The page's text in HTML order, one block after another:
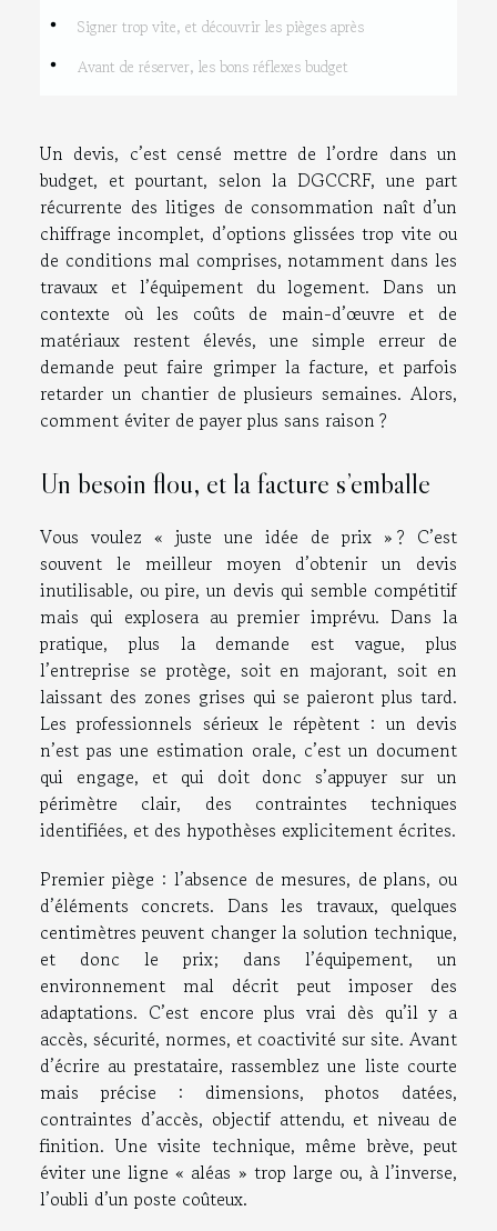
Signer trop vite, et découvrir les pièges après
Avant de réserver, les bons réflexes budget
Un devis, c’est censé mettre de l’ordre dans un
budget, et pourtant, selon la DGCCRF, une part
récurrente des litiges de consommation naît d’un
chiffrage incomplet, d’options glissées trop vite ou
de conditions mal comprises, notamment dans les
travaux et l’équipement du logement. Dans un
contexte où les coûts de main-d’œuvre et de
matériaux restent élevés, une simple erreur de
demande peut faire grimper la facture, et parfois
retarder un chantier de plusieurs semaines. Alors,
comment éviter de payer plus sans raison ?
Un besoin flou, et la facture s’emballe
Vous voulez « juste une idée de prix » ? C’est
souvent le meilleur moyen d’obtenir un devis
inutilisable, ou pire, un devis qui semble compétitif
mais qui explosera au premier imprévu. Dans la
pratique, plus la demande est vague, plus
l’entreprise se protège, soit en majorant, soit en
laissant des zones grises qui se paieront plus tard.
Les professionnels sérieux le répètent : un devis
n’est pas une estimation orale, c’est un document
qui engage, et qui doit donc s’appuyer sur un
périmètre clair, des contraintes techniques
identifiées, et des hypothèses explicitement écrites.
Premier piège : l’absence de mesures, de plans, ou
d’éléments concrets. Dans les travaux, quelques
centimètres peuvent changer la solution technique,
et donc le prix; dans l’équipement, un
environnement mal décrit peut imposer des
adaptations. C’est encore plus vrai dès qu’il y a
accès, sécurité, normes, et coactivité sur site. Avant
d’écrire au prestataire, rassemblez une liste courte
mais précise : dimensions, photos datées,
contraintes d’accès, objectif attendu, et niveau de
finition. Une visite technique, même brève, peut
éviter une ligne « aléas » trop large ou, à l’inverse,
l’oubli d’un poste coûteux.